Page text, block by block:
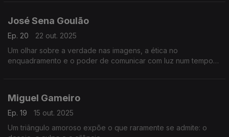
José Sena Goulão
Ep. 20
22 out. 2025
Um olhar sobre a verdade nas imagens, a ética no
enquadramento e o poder de comunicar com luz num tempo
Miguel Gameiro
Ep. 19
15 out. 2025
Um triângulo amoroso expõe o que raramente se admite: o